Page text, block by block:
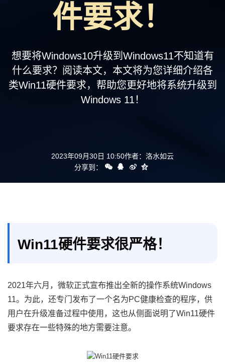
件要求！
想要将Windows10升级到Windows11不知道有
什么要求？阅读本文，本文将为您详细介绍各
类Win11硬件要求，帮助您更好地将系统升级到
Windows 11！
2023年09月30日 10:50作者： 洛水如云
分享到：
Win11硬件要求很严格！
2021年六月，微软正式宣布推出全新的操作系统Windows
11。为此，还专门发布了一个名为PC健康检查的程序，供
用户在升级准备过程中使用，这也从侧面说明了Win11硬件
要求存在一些特殊的地方需要注意。